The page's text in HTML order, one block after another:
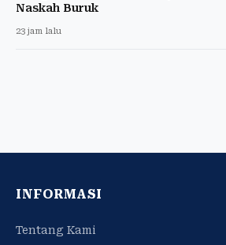
Naskah Buruk
23 jam lalu
INFORMASI
Tentang Kami